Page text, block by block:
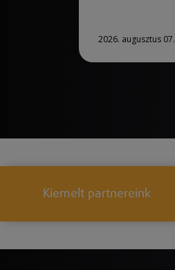
2026. augusztus 07.
Kiemelt partnereink